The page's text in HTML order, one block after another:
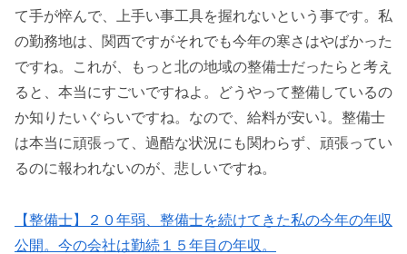
て手が悴んで、上手い事工具を握れないという事です。私
の勤務地は、関西ですがそれでも今年の寒さはやばかった
ですね。これが、もっと北の地域の整備士だったらと考え
ると、本当にすごいですねよ。どうやって整備しているの
か知りたいぐらいですね。なので、給料が安い⤵。整備士
は本当に頑張って、過酷な状況にも関わらず、頑張ってい
るのに報われないのが、悲しいですね。
【整備士】２０年弱、整備士を続けてきた私の今年の年収
公開。今の会社は勤続１５年目の年収。